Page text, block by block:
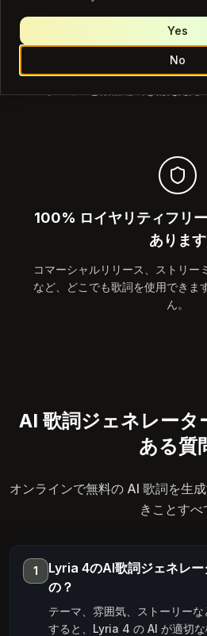
ワンクリックで歌詞をフ
完成した歌詞を Lyria 4 音楽ジェ
100% ロイヤリティフリ
あります
コマーシャルリリース、ストリー
など、どこでも歌詞を使用できま
ん。
AI 歌詞ジェネレータ
ある質
オンラインで無料の AI 歌詞を生
きことすべ
1
Lyria 4のAI歌詞ジェネレ
の？
テーマ、雰囲気、ストーリー
すると、Lyria 4 の AI が適切な
No
Yes